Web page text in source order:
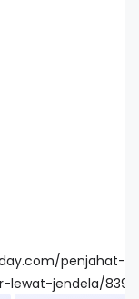
penjahat-
lewat-jendela/